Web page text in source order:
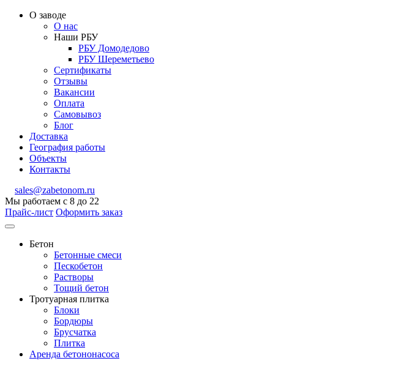
О заводе
О нас
Наши РБУ
РБУ Домодедово
РБУ Шереметьево
Сертификаты
Отзывы
Вакансии
Оплата
Самовывоз
Блог
Доставка
География работы
Объекты
Контакты
sales@zabetonom.ru
Мы работаем с 8 до 22
Прайс-лист Оформить заказ
Бетон
Бетонные смеси
Пескобетон
Растворы
Тощий бетон
Тротуарная плитка
Блоки
Бордюры
Брусчатка
Плитка
Аренда бетононасоса